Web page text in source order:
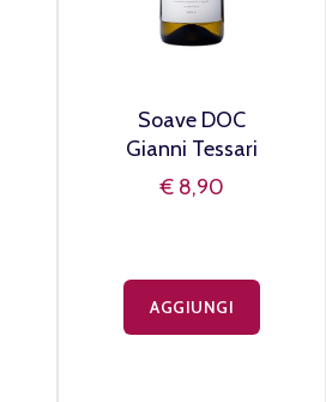
Soave DOC
Gianni Tessari
€ 8,90
AGGIUNGI